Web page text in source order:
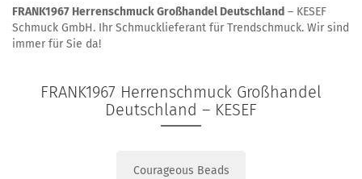
FRANK1967 Herrenschmuck Großhandel Deutschland – KESEF
Schmuck GmbH. Ihr Schmucklieferant für Trendschmuck. Wir sind
immer für Sie da!
FRANK1967 Herrenschmuck Großhandel
Deutschland – KESEF
Courageous Beads